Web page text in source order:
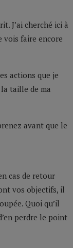
J’ai cherché ici à
vois faire encore
actions que je
taille de ma
avant que le
cas de retour
vos objectifs, il
Quoi qu’il
perdre le point